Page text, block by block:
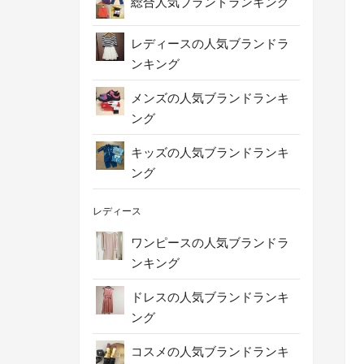
レディースの人気ブランドラ
ンキング
メンズの人気ブランドランキ
ング
キッズの人気ブランドランキ
ング
レディース
ワンピースの人気ブランドラ
ンキング
ドレスの人気ブランドランキ
ング
コスメの人気ブランドランキ